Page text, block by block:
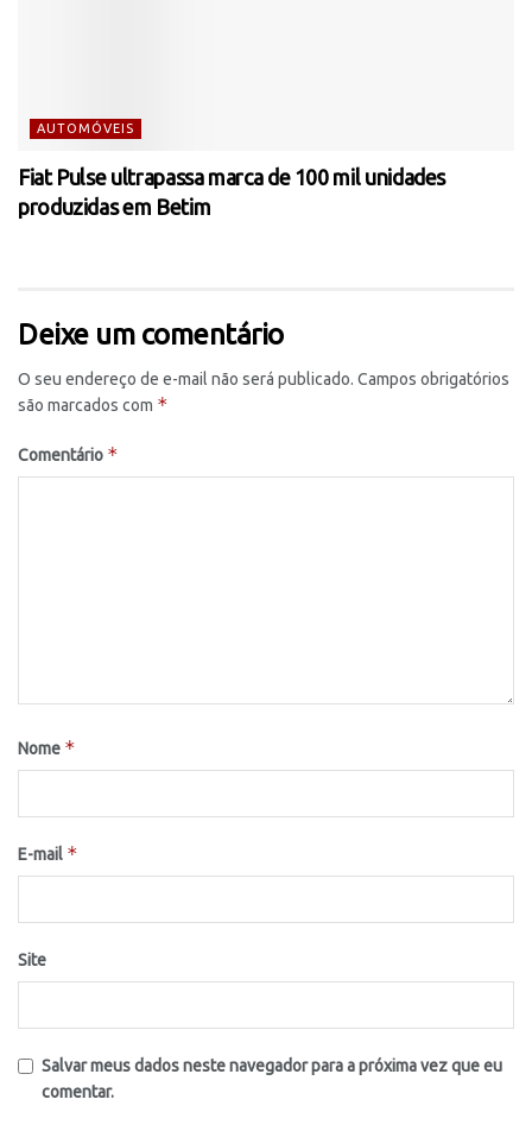
AUTOMÓVEIS
Fiat Pulse ultrapassa marca de 100 mil unidades
produzidas em Betim
Deixe um comentário
O seu endereço de e-mail não será publicado. Campos obrigatórios
são marcados com *
Comentário *
Nome *
E-mail *
Site
Salvar meus dados neste navegador para a próxima vez que eu
comentar.